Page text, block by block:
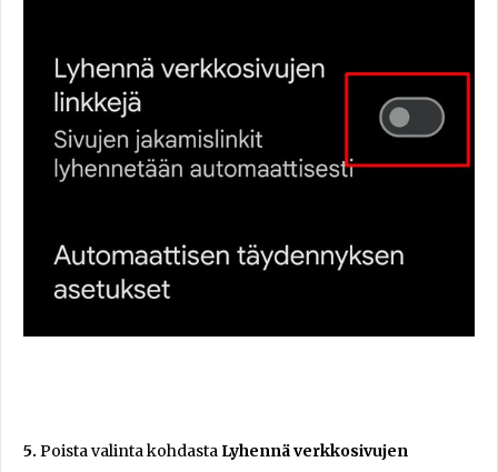
5. Poista valinta kohdasta Lyhennä verkkosivujen